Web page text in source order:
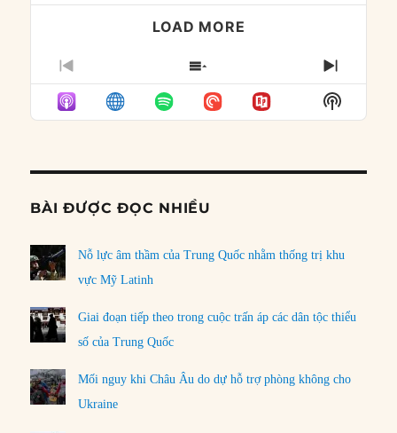
LOAD MORE
PREVIOUS
EPISODE
SHOW
EPISODES
LIST
NEXT
Show
Podcast
BÀI ĐƯỢC ĐỌC NHIỀU
Nỗ lực âm thầm của Trung Quốc nhằm thống trị khu
vực Mỹ Latinh
Giai đoạn tiếp theo trong cuộc trấn áp các dân tộc thiểu
số của Trung Quốc
Mối nguy khi Châu Âu do dự hỗ trợ phòng không cho
Ukraine